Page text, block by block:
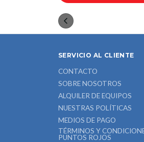
SERVICIO AL CLIENTE
CONTACTO
SOBRE NOSOTROS
ALQUILER DE EQUIPOS
NUESTRAS POLÍTICAS
MEDIOS DE PAGO
TÉRMINOS Y
PUNTOS ROJOS